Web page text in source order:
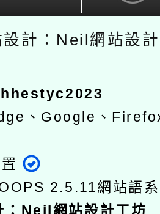
設計：Neil網站設
、Google、
2.5.11網站語
： Neil網站設計工坊